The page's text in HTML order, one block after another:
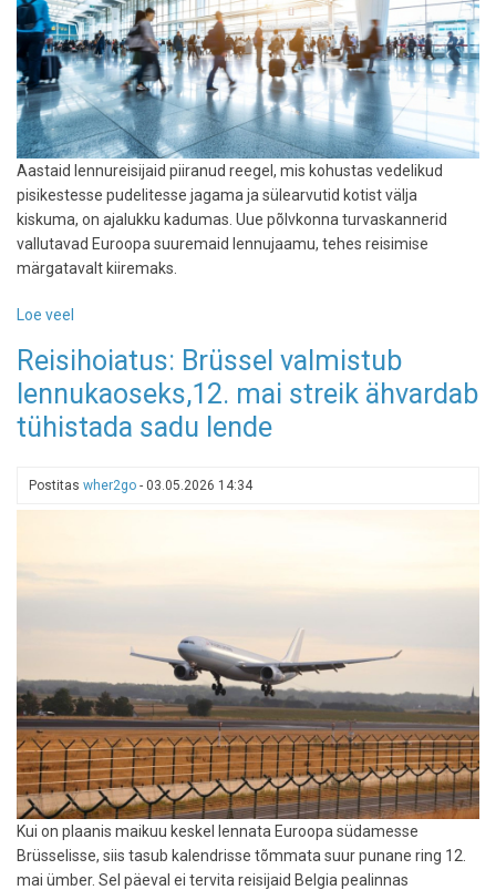
ja
uueks
tippsihtkohaks
sai
Varssavi
Aastaid lennureisijaid piiranud reegel, mis kohustas vedelikud
pisikestesse pudelitesse jagama ja sülearvutid kotist välja
kiskuma, on ajalukku kadumas. Uue põlvkonna turvaskannerid
vallutavad Euroopa suuremaid lennujaamu, tehes reisimise
märgatavalt kiiremaks.
Loe veel
rohkem
lennujaamu
loobub
tüütust
reeglist
Reisihoiatus: Brüssel valmistub
lennukaoseks,12. mai streik ähvardab
tühistada sadu lende
Postitas wher2go - 03.05.2026 14:34
Kui on plaanis maikuu keskel lennata Euroopa südamesse
Brüsselisse, siis tasub kalendrisse tõmmata suur punane ring 12.
mai ümber. Sel päeval ei tervita reisijaid Belgia pealinnas